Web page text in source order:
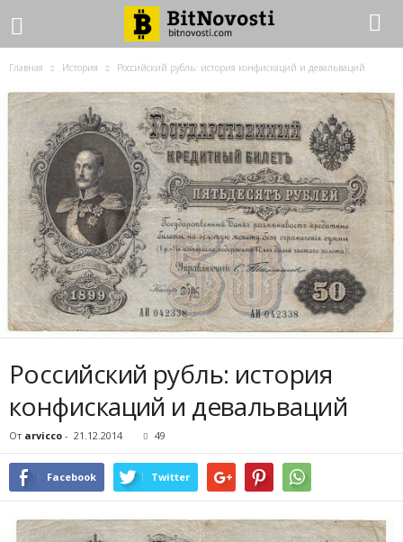
Главная История Российский рубль: история конфискаций и девальваций
Российский рубль: история
конфискаций и девальваций
От arvicco - 21.12.2014 49
Facebook Twitter